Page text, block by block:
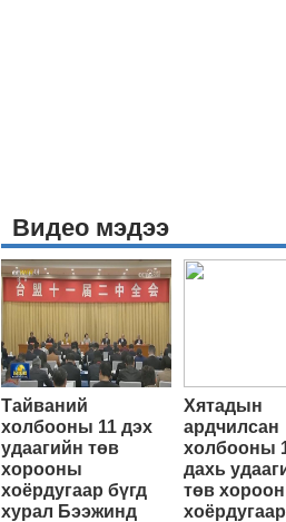
Видео мэдээ
Тайваний
холбооны 11 дэх
удаагийн төв
хорооны
хоёрдугаар бүгд
хурал Бээжинд
Хятадын
ардчилсан
холбооны
дахь
төв